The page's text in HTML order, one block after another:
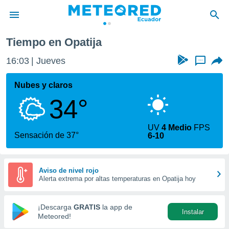
de
ha
calidad.
a este
las
y
forma
digital
basada
Tiempo en Opatija
16:03 Jueves ...
Nubes y claros
34°
Sensación de 37°
UV4 Medio FPS
6-10
Aviso de nivel rojo
Alerta extrema por altas temperaturas en Opatija hoy
¡Descarga GRATIS la app de
Meteored!
Instalar